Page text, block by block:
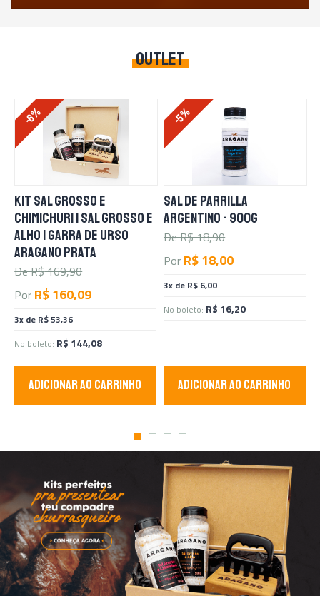
OUTLET
-6%
KIT SAL GROSSO E
CHIMICHURI | SAL GROSSO E
ALHO | GARRA DE URSO
ARAGANO PRATA
De R$169,90
Por R$ 160,09
3x de R$ 53,36
No boleto: R$ 144,08
ADICIONAR AO CARRINHO
-5%
SAL DE PARRILLA
ARGENTINO - 900G
De R$18,90
Por R$ 18,00
3x de R$ 6,00
No boleto: R$ 16,20
ADICIONAR AO CARRINHO